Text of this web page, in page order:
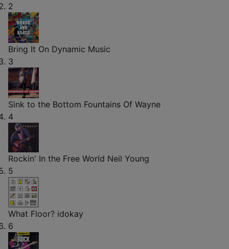
2
Bring It On Dynamic Music
3
Sink to the Bottom Fountains Of Wayne
4
Rockin' In the Free World Neil Young
5
What Floor? idokay
6